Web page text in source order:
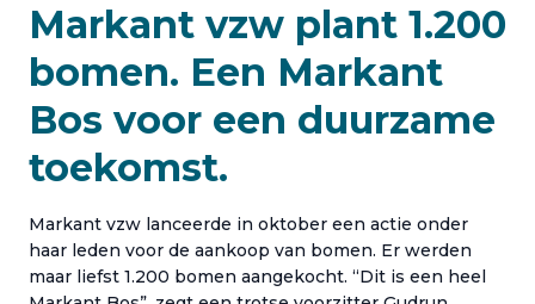
Markant vzw plant 1.200
bomen. Een Markant
Bos voor een duurzame
toekomst.
Markant vzw lanceerde in oktober een actie onder
haar leden voor de aankoop van bomen. Er werden
maar liefst 1.200 bomen aangekocht. “Dit is een heel